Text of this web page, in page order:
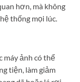
hơn, mà không
thống mọi lúc.
máy ảnh có thể
tiện, làm giảm